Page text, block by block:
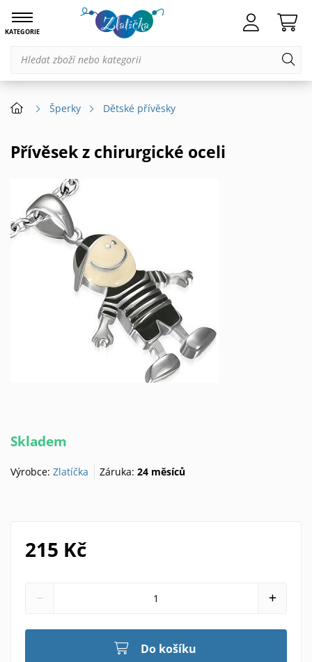
KATEGORIE
Šperky Dětské přívěsky
Přívěsek z chirurgické oceli
Skladem
Výrobce: Zlatíčka Záruka:24 měsíců
215 Kč
Do košíku